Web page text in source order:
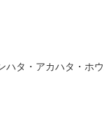
ハタ・アカハタ・